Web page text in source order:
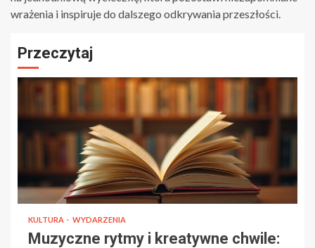
wrażenia i inspiruje do dalszego odkrywania przeszłości.
Przeczytaj
KULTURA WYDARZENIA
Muzyczne rytmy i kreatywne chwile: